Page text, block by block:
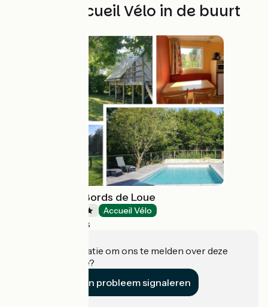
Andere Accueil Vélo in de buurt
La Saline - Les Bords de Loue
Accueil Vélo
Arc-et-Senans
Heeft u informatie om ons te melden over deze
accommodatie?
Een probleem signaleren